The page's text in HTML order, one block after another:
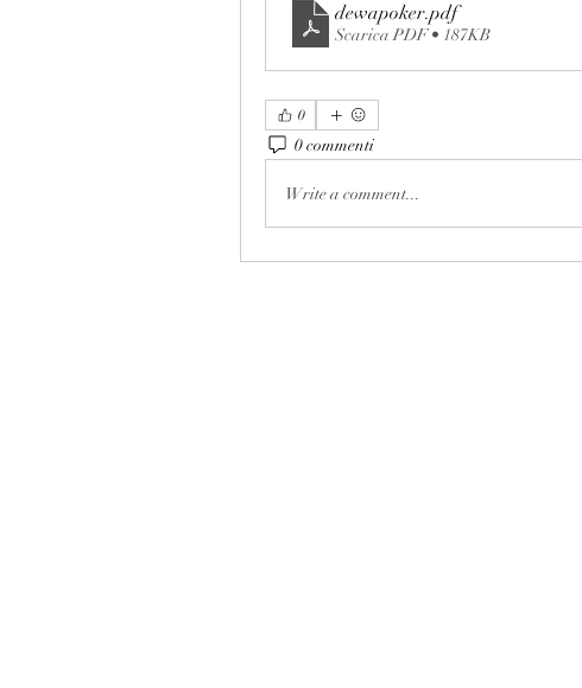
dewapoker.pdf
Scarica PDF • 187KB
0
0 commenti
Write a comment...